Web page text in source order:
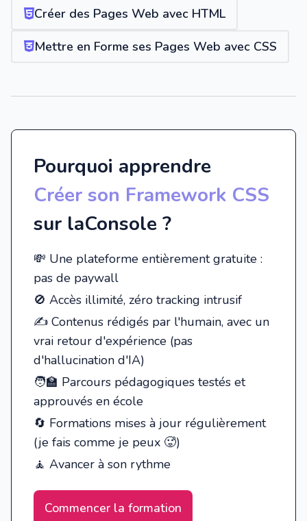
Créer des Pages Web avec HTML
Mettre en Forme ses Pages Web avec CSS
Pourquoi apprendre
Créer son Framework CSS
sur laConsole ?
💸 Une plateforme entièrement gratuite :
pas de paywall
🚫 Accès illimité, zéro tracking intrusif
✍️ Contenus rédigés par l'humain, avec un
vrai retour d'expérience (pas
d'hallucination d'IA)
🧑‍🏫 Parcours pédagogiques testés et
approuvés en école
🔄 Formations mises à jour régulièrement
(je fais comme je peux 🥵)
🧘 Avancer à son rythme
Commencer la formation